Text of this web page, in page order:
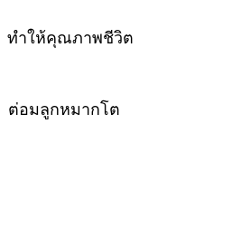
ทำให้คุณภาพชีวิต
ต่อมลูกหมากโต